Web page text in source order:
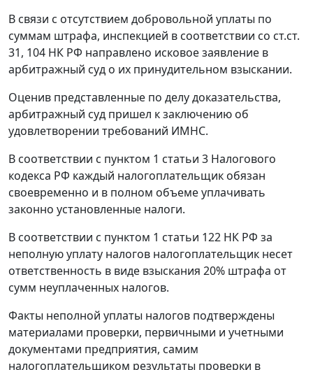
В связи с отсутствием добровольной уплаты по
суммам штрафа, инспекцией в соответствии со ст.ст.
31, 104 НК РФ направлено исковое заявление в
арбитражный суд о их принудительном взыскании.
Оценив представленные по делу доказательства,
арбитражный суд пришел к заключению об
удовлетворении требований ИМНС.
В соответствии с пунктом 1 статьи 3 Налогового
кодекса РФ каждый налогоплательщик обязан
своевременно и в полном объеме уплачивать
законно установленные налоги.
В соответствии с пунктом 1 статьи 122 НК РФ за
неполную уплату налогов налогоплательщик несет
ответственность в виде взыскания 20% штрафа от
сумм неуплаченных налогов.
Факты неполной уплаты налогов подтверждены
материалами проверки, первичными и учетными
документами предприятия, самим
налогоплательщиком результаты проверки в